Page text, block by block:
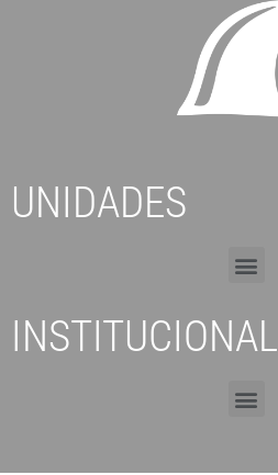
UNIDADES
INSTITUCIONAL